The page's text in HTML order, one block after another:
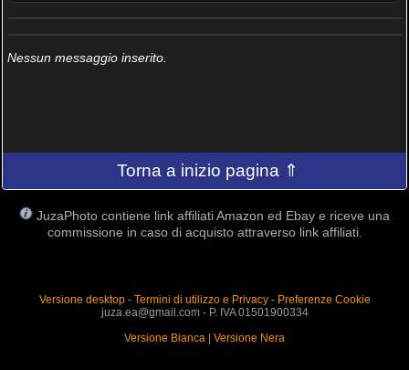
ULTIME 10 FOTO PUBBLICATE
Nessun messaggio inserito.
Torna a inizio pagina ⇑
JuzaPhoto contiene link affiliati Amazon ed Ebay e riceve una
commissione in caso di acquisto attraverso link affiliati.
Versione desktop- Termini di utilizzo e Privacy- Preferenze Cookie
juza.ea@gmail.com - P. IVA 01501900334
Versione Bianca
Versione Nera